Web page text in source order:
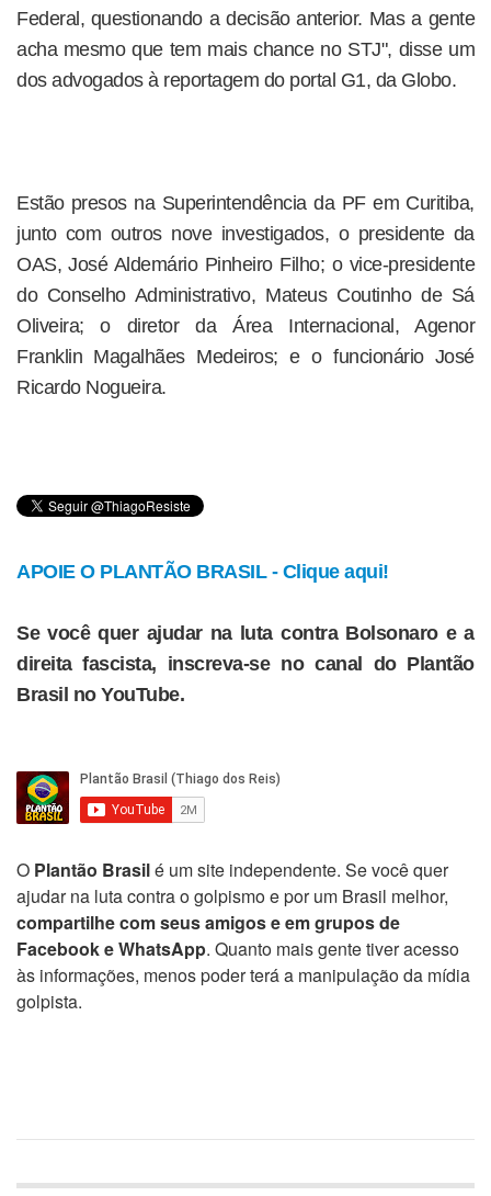
Federal, questionando a decisão anterior. Mas a gente
acha mesmo que tem mais chance no STJ", disse um
dos advogados à reportagem do portal G1, da Globo.
Estão presos na Superintendência da PF em Curitiba,
junto com outros nove investigados, o presidente da
OAS, José Aldemário Pinheiro Filho; o vice-presidente
do Conselho Administrativo, Mateus Coutinho de Sá
Oliveira; o diretor da Área Internacional, Agenor
Franklin Magalhães Medeiros; e o funcionário José
Ricardo Nogueira.
APOIE O PLANTÃO BRASIL - Clique aqui!
Se você quer ajudar na luta contra Bolsonaro e a
direita fascista, inscreva-se no canal do Plantão
Brasil no YouTube.
O Plantão Brasilé um site independente. Se você quer
ajudar na luta contra o golpismo e por um Brasil melhor,
compartilhe com seus amigos e em grupos de
Facebook e WhatsApp. Quanto mais gente tiver acesso
às informações, menos poder terá a manipulação da mídia
golpista.